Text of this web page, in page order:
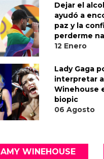
Dejar el
ayudó a
paz y la
perderme
12 Enero
Lady Gaga
interpretar
Winehouse
biopic
06 Agosto
AMY WINEHOUSE